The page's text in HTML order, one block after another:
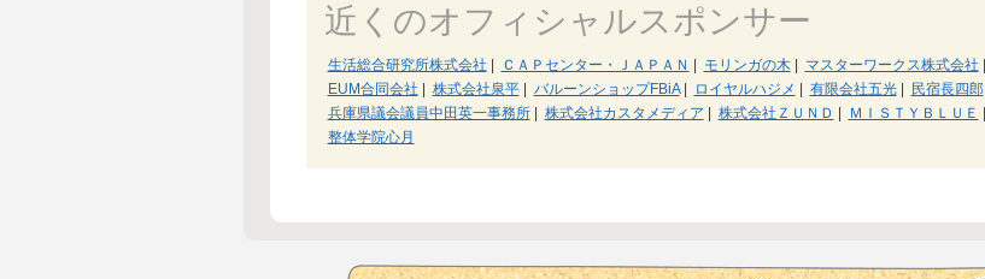
近くのオフィシャルスポンサー
生活総合研究所株式会社 ＣＡＰセンター・ＪＡＰＡＮ モリンガの木| マスターワークス株式会社
EUM合同会社
株式会社泉平| バルーンショップFBiA| ロイヤルハジメ 有限会社五光| 民宿長四郎|
兵庫県議会議員中田英一事務所| 株式会社カスタメディア 株式会社ＺＵＮＤ ＭＩＳＴＹＢＬＵＥ
整体学院心月